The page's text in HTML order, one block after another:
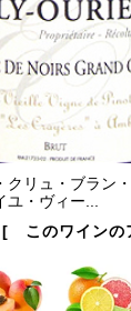
クリュ・ブラン
ユ・ヴィー...
[ このワイン